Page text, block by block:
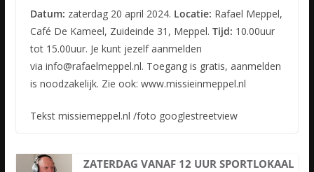
Datum: zaterdag 20 april 2024. Locatie: Rafael Meppel,
Café De Kameel, Zuideinde 31, Meppel. Tijd: 10.00uur
tot 15.00uur. Je kunt jezelf aanmelden
via info@rafaelmeppel.nl. Toegang is gratis, aanmelden
is noodzakelijk. Zie ook: www.missieinmeppel.nl
Tekst missiemeppel.nl /foto googlestreetview
ZATERDAG VANAF 12 UUR SPORTLOKAAL